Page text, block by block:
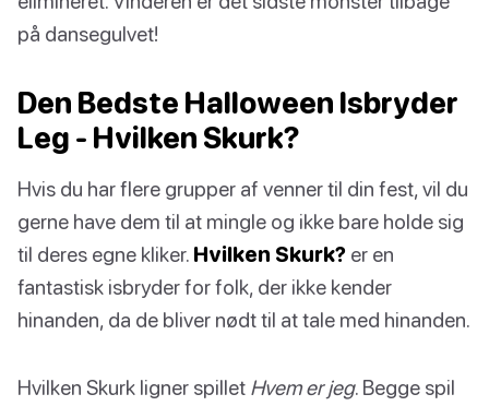
på dansegulvet!
Den Bedste Halloween Isbryder
Leg - Hvilken Skurk?
Hvis du har flere grupper af venner til din fest, vil du
gerne have dem til at mingle og ikke bare holde sig
til deres egne kliker. Hvilken Skurk? er en
fantastisk isbryder for folk, der ikke kender
hinanden, da de bliver nødt til at tale med hinanden.
Hvilken Skurk ligner spillet Hvem er jeg. Begge spil